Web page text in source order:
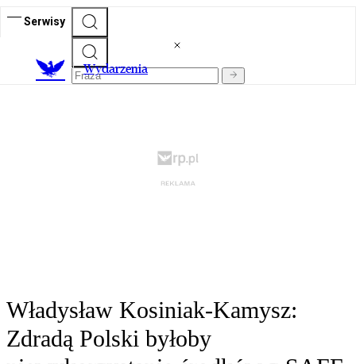
Serwisy
Wydarzenia
Władysław Kosiniak-Kamysz:
Zdradą Polski byłoby